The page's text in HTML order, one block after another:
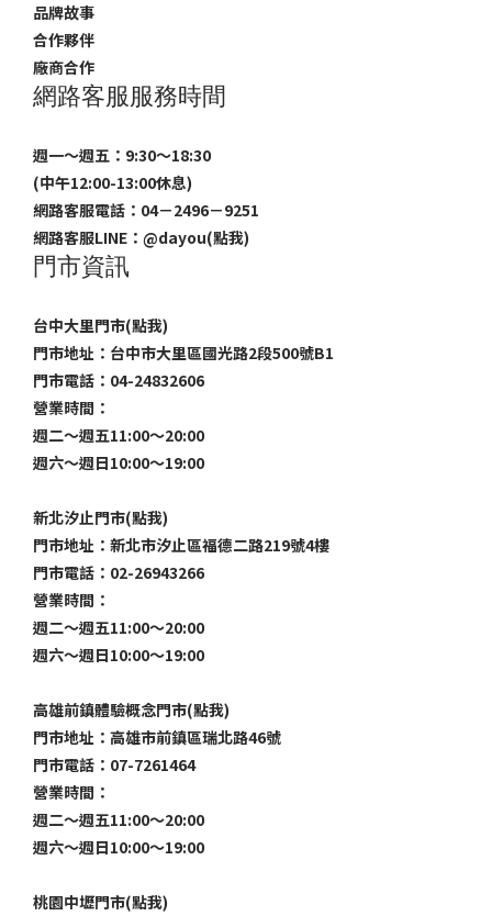
品牌故事
合作夥伴
廠商合作
網路客服服務時間
週一～週五：9:30～18:30
(中午12:00-13:00休息)
網路客服電話：04－2496－9251
網路客服LINE： @dayou(點我)
門市資訊
台中大里門市(點我)
門市地址：台中市大里區國光路2段500號B1
門市電話：04-24832606
營業時間：
週二～週五11:00～20:00
週六～週日10:00～19:00
新北汐止門市(點我)
門市地址：新北市汐止區福德二路219號4樓
門市電話：02-26943266
營業時間：
週二～週五11:00～20:00
週六～週日10:00～19:00
高雄前鎮體驗概念門市(點我)
門市地址：高雄市前鎮區瑞北路46號
門市電話：07-7261464
營業時間：
週二～週五11:00～20:00
週六～週日10:00～19:00
桃園中壢門市(點我)